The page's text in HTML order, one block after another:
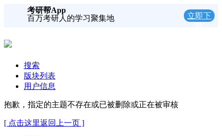
考研帮App
百万考研人的学习聚集地
立即下
搜索
版块列表
用户信息
抱歉，指定的主题不存在或已被删除或正在被审核
[ 点击这里返回上一页 ]